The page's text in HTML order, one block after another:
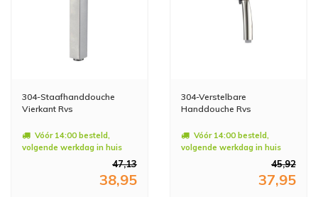
304-Staafhanddouche
Vierkant Rvs
Vóór 14:00 besteld,
volgende werkdag in huis
47,13
38,95
304-Verstelbare
Handdouche Rvs
Vóór 14:00 besteld,
volgende werkdag in huis
45,92
37,95